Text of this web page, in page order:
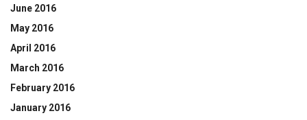
June 2016
May 2016
April 2016
March 2016
February 2016
January 2016